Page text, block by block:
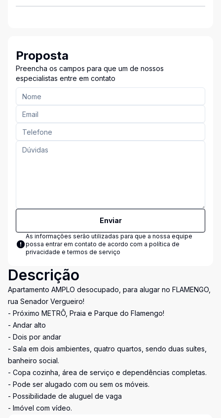
Proposta
Preencha os campos para que um de nossos
especialistas entre em contato
Enviar
As informações serão utilizadas para que a nossa equipe
possa entrar em contato de acordo com a política de
privacidade e termos de serviço
Descrição
Apartamento AMPLO desocupado, para alugar no FLAMENGO,
rua Senador Vergueiro!
- Próximo METRÔ, Praia e Parque do Flamengo!
- Andar alto
- Dois por andar
- Sala em dois ambientes, quatro quartos, sendo duas suítes,
banheiro social.
- Copa cozinha, área de serviço e dependências completas.
- Pode ser alugado com ou sem os móveis.
- Possibilidade de aluguel de vaga
- Imóvel com vídeo.